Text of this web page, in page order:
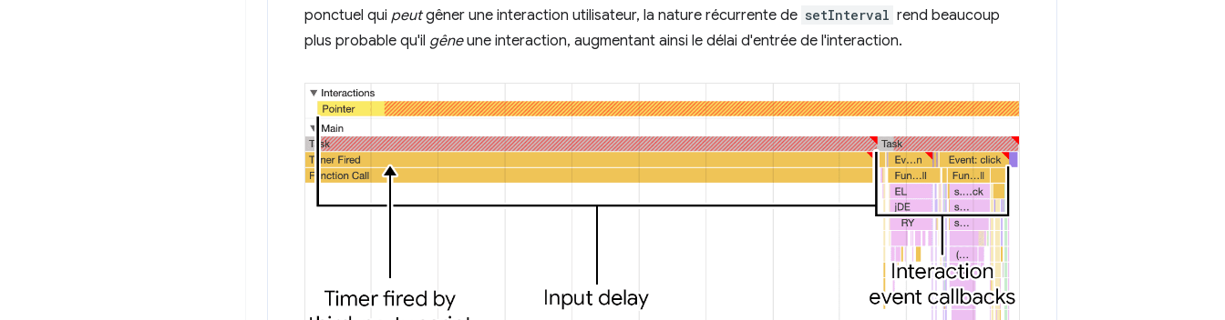
ponctuel qui peutgêner une interaction utilisateur, la nature récurrente de setInterval rend beaucoup
plus probable qu'il gêneune interaction, augmentant ainsi le délai d'entrée de l'interaction.